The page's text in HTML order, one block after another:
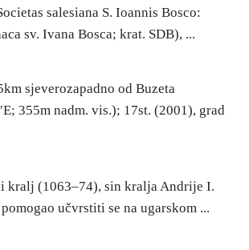
salesiana S. Ioannis Bosco:
sv. Ivana Bosca; krat. SDB), ...
sjeverozapadno od Buzeta
355m nadm. vis.); 17st. (2001), grad
kralj (1063–74), sin kralja Andrije I.
učvrstiti se na ugarskom ...